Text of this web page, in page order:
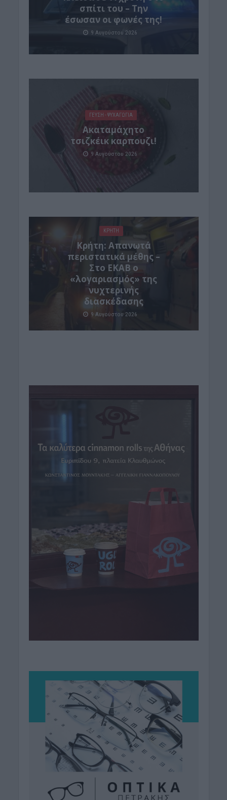
σπίτι του – Την
έσωσαν οι φωνές της!
9 Αυγούστου 2026
ΓΕΎΣΗ - ΨΥΧΑΓΩΓΊΑ
Ακαταμάχητο
τσιζκέικ καρπουζι!
9 Αυγούστου 2026
ΚΡΗΤΗ
Κρήτη: Απανωτά
περιστατικά μέθης –
Στο ΕΚΑΒ ο
«λογαριασμός» της
νυχτερινής
διασκέδασης
9 Αυγούστου 2026